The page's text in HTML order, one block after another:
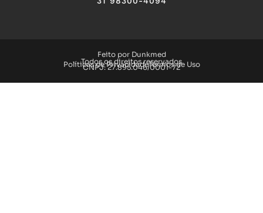
Feito por Dunkmed
Todos os direitos reservados
Políticas de PrivacidadeTermos de Uso
CNPJ: 27.895.046/0001-72